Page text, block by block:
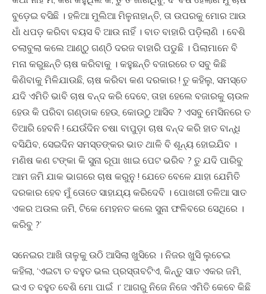
ବୁଡ଼େଇ ବସିଛି । ହଳିଆ ମୁଲିଆ ମିଳୁନାହାନ୍ତି, ତା ଉପରକୁ ମୋର ଆଉ
ଧାଁ ଧପଡ଼ କରିବା ବୟସ ବି ଆଉ ନାହିଁ । ବାତ ବାହାରି ପଡ଼ିଲାଣି । ବେଶି
ଚଲାବୁଲା କଲେ ଆଣ୍ଠୁ ଗଣ୍ଠି ଦରଜ ବାହାରି ପଡୁଛି । ପିଲାମାନେ ବି
ମନା କରୁଛନ୍ତି ଚାଷ କରିବାକୁ । କହୁଛନ୍ତି ବଜାରରେ ତ ସବୁ କିଛି
କିଣିବାକୁ ମିଳିଯାଉଛି, ଚାଷ କରିବା କଣ ଦରକାର ! ତୁ କହିଲୁ, ସମସ୍ତେ
ଯଦି ଏମିତି ଭାବି ଚାଷ ବନ୍ଦ କରି ଦେବେ, ତାହା ହେଲେ ବଜାରକୁ ଚାଉଳ
ହେଉ କି ପରିବା ଗଣ୍ଡାକ ହେଉ, କୋଉଠୁ ଆସିବ ? ଏସବୁ ମେସିନରେ ତ
ତିଆରି ହେବନି ! ଯେଉଁଦିନ ଚଷା ବାପୁଡ଼ା ଚାଷ ବନ୍ଦ କରି ହାତ ବାନ୍ଧି
ବସିଯିବ, ସେଇଦିନ ସମସ୍ତଙ୍କର ଭାତ ଥାଳି ବି ଶୂନ୍ୟ ହୋଇଯିବ ।
ମଣିଷ କଣ ଟଙ୍କା କି ସୁନା ରୂପା ଖାଇ ପେଟ ଭରିବ ? ତୁ ଯଦି ପାରିବୁ
ଆମ ଜମି ଯାକ ଭାଗରେ ଚାଷ କରୁନୁ ! ଯେତେ ବେଳେ ଯାହା ଯେମିତି
ଦରକାର ହେବ ମୁଁ ତୋତେ ସାହାଯ୍ୟ କରିଦେବି । ପୋଖରୀ ତଳିଆ ସାତ
ଏକର ଅଉଲ ଜମି, ଟିକେ ମେହନତ କଲେ ସୁନା ଫଳିବରେ ସେଥିରେ ।
କରିବୁ ?’
ସନେଇର ଆଖି ତାଳୁକୁ ଉଠି ଆସିଲା ଖୁସିରେ । ନିଜର ଖୁସି ଲୁଚେଇ
କହିଲା, ‘ଏଇଟା ତ ବହୁତ ଭଲ ପ୍ରସ୍ତାବଟିଏ, କିନ୍ତୁ ସାତ ଏକର ଜମି,
ଇଏ ତ ବହୁତ ବେଶି ମୋ ପାଇଁ ।‘ ଆଗରୁ ନିଜେ ନିଜେ ଏମିତି କେବେ କିଛି